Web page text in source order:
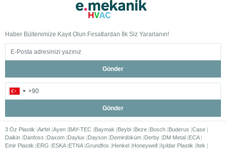
Haber Bültenimize Kayıt Olun Fırsatlardan İlk Siz Yararlanın!
Gönder
Gönder
3 Öz Plastik Airfel Ayen BAY-TEC Baymak Beybi Beze Bosch Buderus Case
Daikin Danfoss Daxom Daylux Dayson Demirdöküm Derby DM Metal ECA
Emir Plastik
ERG ESKA ETNA Grundfos Henkel Honeywell Işıldar Plastik
İtek